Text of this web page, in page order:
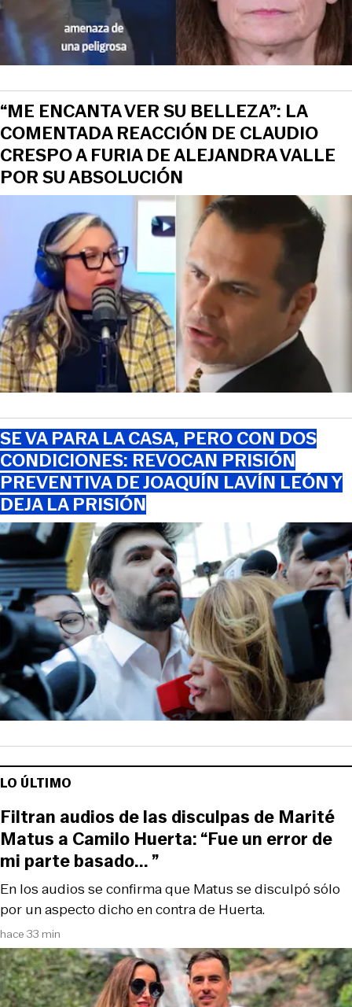
“ME ENCANTA VER SU BELLEZA”: LA
COMENTADA REACCIÓN DE CLAUDIO
CRESPO A FURIA DE ALEJANDRA VALLE
POR SU ABSOLUCIÓN
SE VA PARA LA CASA, PERO CON DOS
CONDICIONES: REVOCAN PRISIÓN
PREVENTIVA DE JOAQUÍN LAVÍN LEÓN Y
DEJA LA PRISIÓN
LO ÚLTIMO
hace 33 min
En los audios se confirma que Matus se disculpó sólo
por un aspecto dicho en contra de Huerta.
Filtran audios de las disculpas de Marité
Matus a Camilo Huerta: “Fue un error de
mi parte basado... ”